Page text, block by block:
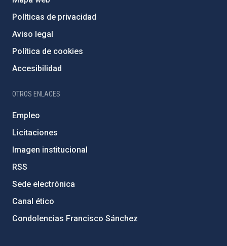
Políticas de privacidad
Aviso legal
Política de cookies
Accesibilidad
OTROS ENLACES
Empleo
Licitaciones
Imagen institucional
RSS
Sede electrónica
Canal ético
Condolencias Francisco Sánchez